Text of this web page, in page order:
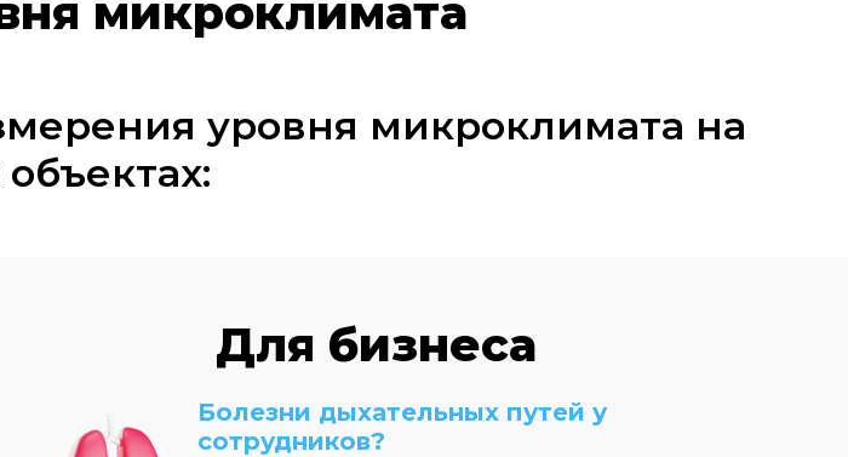
микроклимата
уровня микроклимата на
Для бизнеса
Болезни дыхательных путей у
сотрудников?